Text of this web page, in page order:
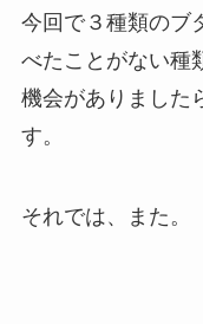
今回で３種類のブ
べたことがない種
機会がありました
す。
それでは、また。